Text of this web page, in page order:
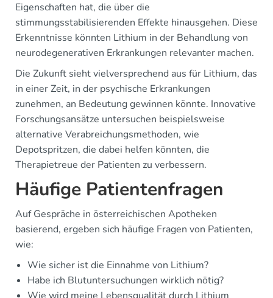
Eigenschaften hat, die über die
stimmungsstabilisierenden Effekte hinausgehen. Diese
Erkenntnisse könnten Lithium in der Behandlung von
neurodegenerativen Erkrankungen relevanter machen.
Die Zukunft sieht vielversprechend aus für Lithium, das
in einer Zeit, in der psychische Erkrankungen
zunehmen, an Bedeutung gewinnen könnte. Innovative
Forschungsansätze untersuchen beispielsweise
alternative Verabreichungsmethoden, wie
Depotspritzen, die dabei helfen könnten, die
Therapietreue der Patienten zu verbessern.
Häufige Patientenfragen
Auf Gespräche in österreichischen Apotheken
basierend, ergeben sich häufige Fragen von Patienten,
wie:
Wie sicher ist die Einnahme von Lithium?
Habe ich Blutuntersuchungen wirklich nötig?